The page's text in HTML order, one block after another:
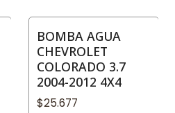
BOMBA AGUA
CHEVROLET
COLORADO 3.7
2004-2012 4X4
$25.677